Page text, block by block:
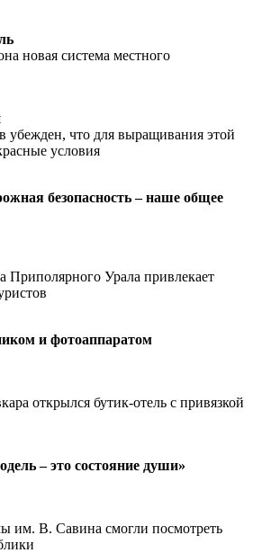
новая система местного
что для выращивания этой
условия
безопасность – наше общее
Приполярного Урала привлекает
и фотоаппаратом
открылся бутик-отель с привязкой
– это состояние души»
им. В. Савина смогли посмотреть